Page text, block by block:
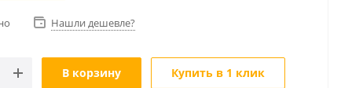
Нашли дешевле?
В корзину Купить в 1 клик